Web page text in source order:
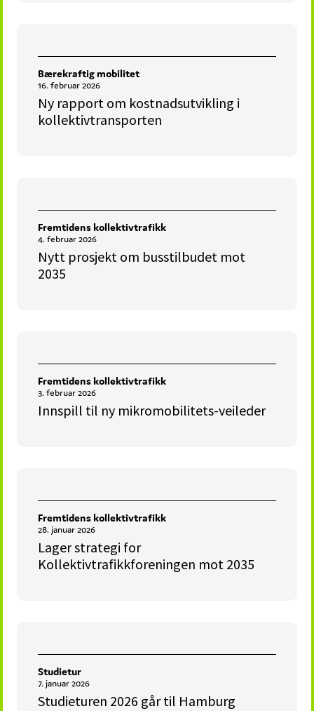
Bærekraftig mobilitet
16. februar 2026
Ny rapport om kostnadsutvikling i
kollektivtransporten
Fremtidens kollektivtrafikk
4. februar 2026
Nytt prosjekt om busstilbudet mot
2035
Fremtidens kollektivtrafikk
3. februar 2026
Innspill til ny mikromobilitets-veileder
Fremtidens kollektivtrafikk
28. januar 2026
Lager strategi for
Kollektivtrafikkforeningen mot 2035
Studietur
7. januar 2026
Studieturen 2026 går til Hamburg